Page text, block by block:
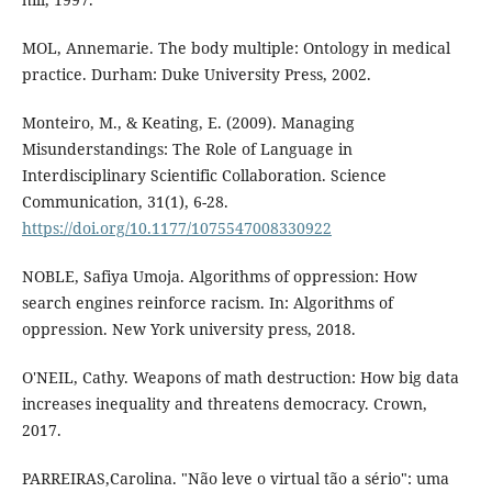
MOL, Annemarie. The body multiple: Ontology in medical
practice. Durham: Duke University Press, 2002.
Monteiro, M., & Keating, E. (2009). Managing
Misunderstandings: The Role of Language in
Interdisciplinary Scientific Collaboration. Science
Communication, 31(1), 6-28.
https://doi.org/10.1177/1075547008330922
NOBLE, Safiya Umoja. Algorithms of oppression: How
search engines reinforce racism. In: Algorithms of
oppression. New York university press, 2018.
O'NEIL, Cathy. Weapons of math destruction: How big data
increases inequality and threatens democracy. Crown,
2017.
PARREIRAS,Carolina. "Não leve o virtual tão a sério": uma